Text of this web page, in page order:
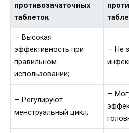
противозачаточных
таблеток
— Высокая
эффективность при
правильном
использовании;
— Не
— Регулируют
менструальный цикл;
—